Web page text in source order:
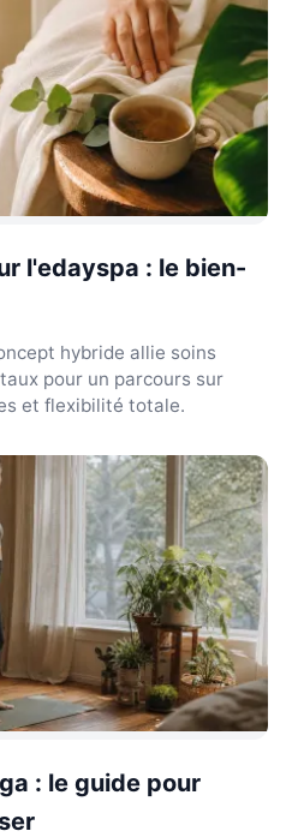
l'edayspa : le bien-
hybride allie soins
pour un parcours sur
et flexibilité totale.
: le guide pour